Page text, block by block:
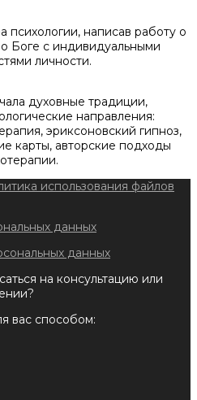
психологии, написав работу о
Боге с индивидуальными
личности.
духовные традиции,
направления:
эриксоновский гипноз,
карты, авторские подходы
использования файлов
данных
данных
на консультацию или
вас способом: